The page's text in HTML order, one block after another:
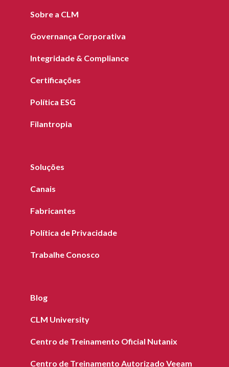
Sobre a CLM
Governança Corporativa
Integridade & Compliance
Certificações
Política ESG
Filantropia
Soluções
Canais
Fabricantes
Política de Privacidade
Trabalhe Conosco
Blog
CLM University
Centro de Treinamento Oficial Nutanix
Centro de Treinamento Autorizado Veeam